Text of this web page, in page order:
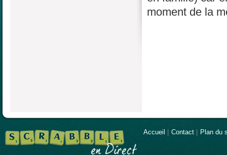
moment de la
Accueil Contact Plan du